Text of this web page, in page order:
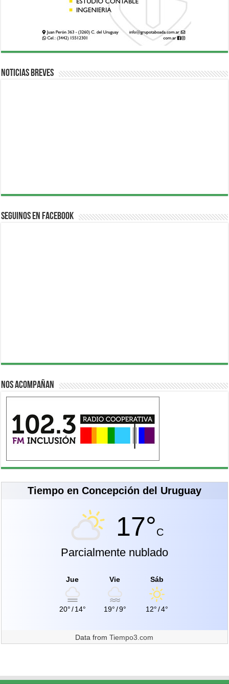
Noticias breves
Seguinos en Facebook
Nos acompañan
Tiempo en Concepción del Uruguay
17°C
Parcialmente nublado
Jue
20°/14°
Vie
19°/9°
Sáb
12°/4°
Data fromTiempo3.com